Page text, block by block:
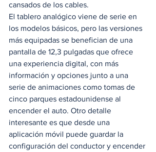
cansados de los cables.
El tablero analógico viene de serie en
los modelos básicos, pero las versiones
más equipadas se benefician de una
pantalla de 12,3 pulgadas que ofrece
una experiencia digital, con más
información y opciones junto a una
serie de animaciones como tomas de
cinco parques estadounidense al
encender el auto. Otro detalle
interesante es que desde una
aplicación móvil puede guardar la
configuración del conductor y encender